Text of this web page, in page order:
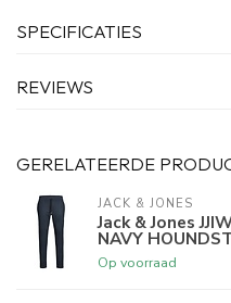
SPECIFICATIES
REVIEWS
GERELATEERDE
JACK & JONES
Jack & Jones
NAVY
Op voorraad